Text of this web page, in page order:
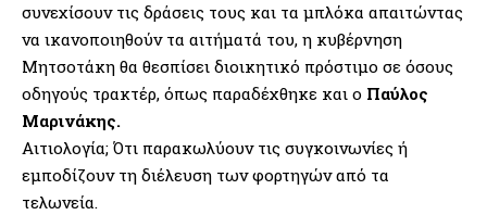
συνεχίσουν τις δράσεις τους και τα μπλόκα απαιτώντας
να ικανοποιηθούν τα αιτήματά του, η κυβέρνηση
Μητσοτάκη θα θεσπίσει διοικητικό πρόστιμο σε όσους
οδηγούς τρακτέρ, όπως παραδέχθηκε και ο Παύλος
Μαρινάκης.
Αιτιολογία; Ότι παρακωλύουν τις συγκοινωνίες ή
εμποδίζουν τη διέλευση των φορτηγών από τα
τελωνεία.